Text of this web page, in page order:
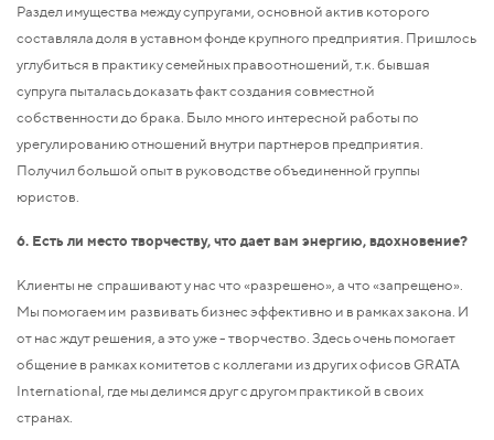
Раздел имущества между супругами, основной актив которого
составляла доля в уставном фонде крупного предприятия. Пришлось
углубиться в практику семейных правоотношений, т.к. бывшая
супруга пыталась доказать факт создания совместной
собственности до брака. Было много интересной работы по
урегулированию отношений внутри партнеров предприятия.
Получил большой опыт в руководстве объединенной группы
юристов.
6. Есть ли место творчеству, что дает вам энергию, вдохновение?
Клиенты не спрашивают у нас что «разрешено», а что «запрещено».
Мы помогаем им развивать бизнес эффективно и в рамках закона. И
от нас ждут решения, а это уже - творчество. Здесь очень помогает
общение в рамках комитетов с коллегами из других офисов GRATA
International, где мы делимся друг с другом практикой в своих
странах.